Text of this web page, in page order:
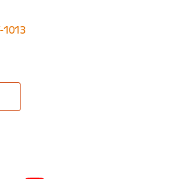
1013